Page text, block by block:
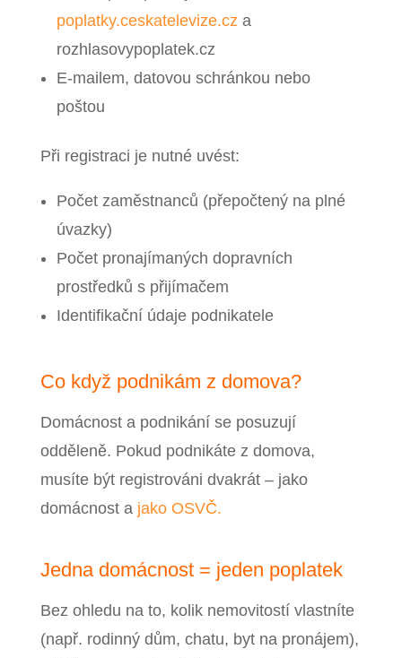
poplatky.ceskatelevize.cza
rozhlasovypoplatek.cz
E-mailem, datovou schránkou nebo
poštou
Při registraci je nutné uvést:
Počet zaměstnanců (přepočtený na plné
úvazky)
Počet pronajímaných dopravních
prostředků s přijímačem
Identifikační údaje podnikatele
Co když podnikám z domova?
Domácnost a podnikání se posuzují
odděleně. Pokud podnikáte z domova,
musíte být registrováni dvakrát – jako
domácnost a jako OSVČ.
Jedna domácnost = jeden poplatek
Bez ohledu na to, kolik nemovitostí vlastníte
(např. rodinný dům, chatu, byt na pronájem),